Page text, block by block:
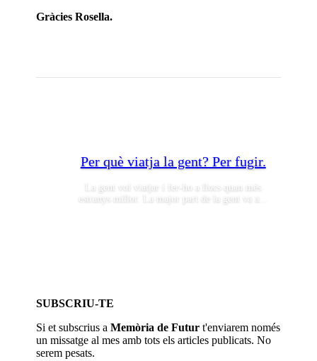
Gràcies Rosella.
Per què viatja la gent? Per fugir.
La gent vol viatjar i fer-ho a llocs quan més
estranys millor. La major part de la gent va a...
SUBSCRIU-TE
Si et subscrius aMemòria de Futur t'enviarem només
un missatge al mes amb tots els articles publicats. No
serem pesats.